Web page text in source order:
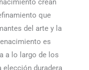
crean
que
del arte y la
es
a lo largo de los
elección duradera